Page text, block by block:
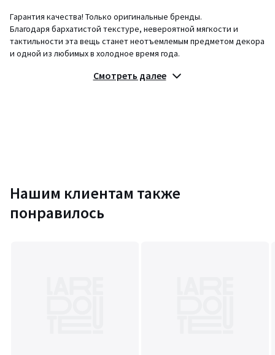
Гарантия качества! Только оригинальные бренды.
Благодаря бархатистой текстуре, невероятной мягкости и
тактильности эта вещь станет неотъемлемым предметом декора
и одной из любимых в холодное время года.
Смотреть далее
Нашим клиентам также
понравилось